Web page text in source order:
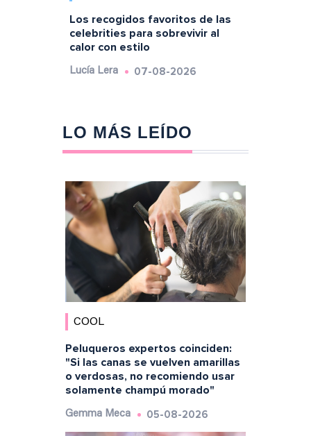
Los recogidos favoritos de las
celebrities para sobrevivir al
calor con estilo
Lucía Lera 07-08-2026
LO MÁS LEÍDO
COOL
Peluqueros expertos coinciden:
"Si las canas se vuelven amarillas
o verdosas, no recomiendo usar
solamente champú morado"
Gemma Meca 05-08-2026